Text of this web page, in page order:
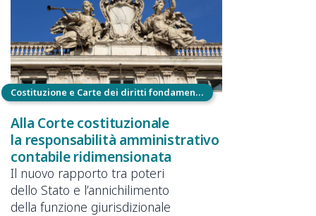
Costituzione e Carte dei diritti fondamentali
Alla Corte costituzionale
la responsabilità amministrativo
contabile ridimensionata
Il nuovo rapporto tra poteri
dello Stato e l’annichilimento
della funzione giurisdizionale